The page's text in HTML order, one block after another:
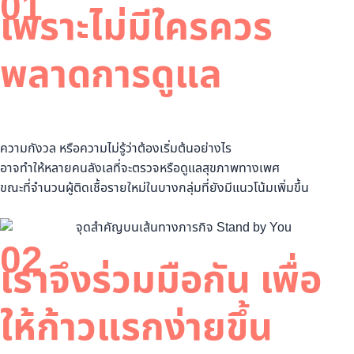
เพราะไม่มีใครควร
พลาดการดูแล
ความกังวล หรือความไม่รู้ว่าต้องเริ่มต้นอย่างไร
อาจทำให้หลายคนลังเลที่จะตรวจหรือดูแลสุขภาพทางเพศ
ขณะที่จำนวนผู้ติดเชื้อรายใหม่ในบางกลุ่มที่ยังมีแนวโน้มเพิ่มขึ้น
02
เราจึงร่วมมือกัน เพื่อ
ให้ก้าวแรกง่ายขึ้น